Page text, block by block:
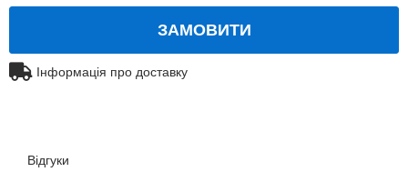
ЗАМОВИТИ
Інформація про доставку
Відгуки